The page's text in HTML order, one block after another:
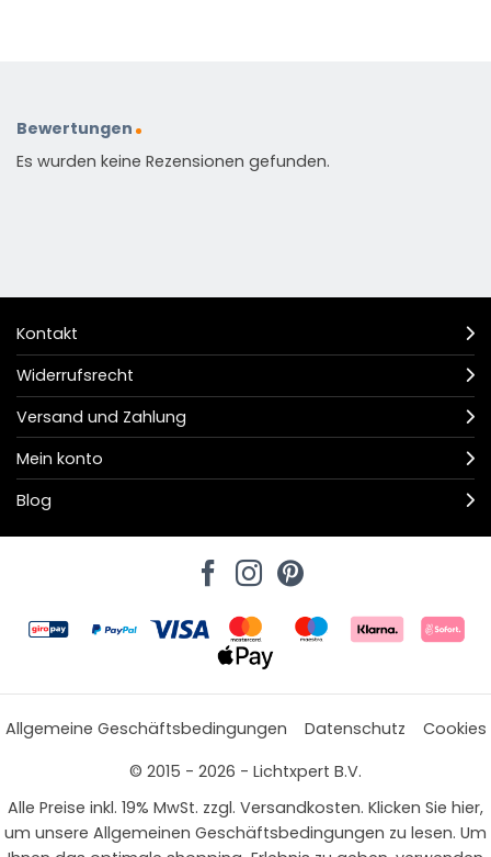
Bewertungen
Es wurden keine Rezensionen gefunden.
Kontakt
Widerrufsrecht
Versand und Zahlung
Mein konto
Blog
Allgemeine Geschäftsbedingungen Datenschutz
Cookies
© 2015 - 2026 - Lichtxpert B.V.
Alle Preise inkl. 19% MwSt. zzgl. Versandkosten. Klicken Sie hier,
um unsere Allgemeinen Geschäftsbedingungen zu lesen. Um